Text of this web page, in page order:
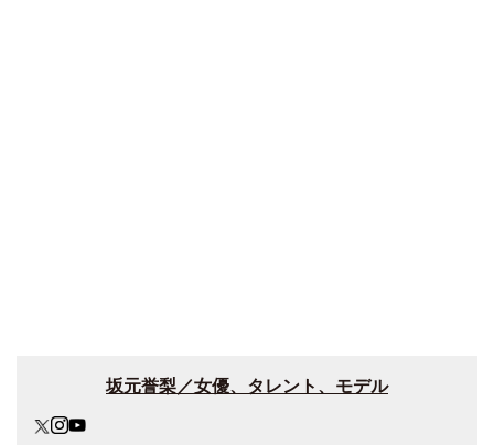
坂元誉梨／女優、タレント、モデル